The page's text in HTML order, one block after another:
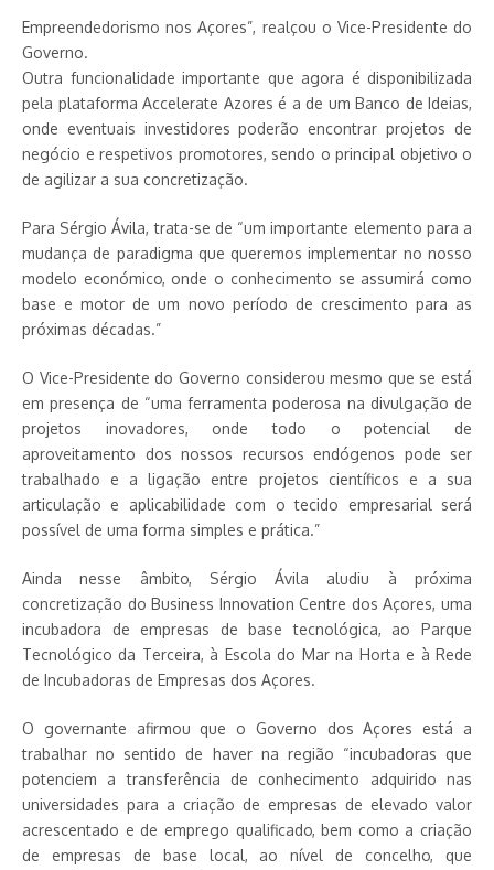
Empreendedorismo nos Açores”, realçou o Vice-Presidente do
Governo.
Outra funcionalidade importante que agora é disponibilizada
pela plataforma Accelerate Azores é a de um Banco de Ideias,
onde eventuais investidores poderão encontrar projetos de
negócio e respetivos promotores, sendo o principal objetivo o
de agilizar a sua concretização.
Para Sérgio Ávila, trata-se de “um importante elemento para a
mudança de paradigma que queremos implementar no nosso
modelo económico, onde o conhecimento se assumirá como
base e motor de um novo período de crescimento para as
próximas décadas.”
O Vice-Presidente do Governo considerou mesmo que se está
em presença de “uma ferramenta poderosa na divulgação de
projetos inovadores, onde todo o potencial de
aproveitamento dos nossos recursos endógenos pode ser
trabalhado e a ligação entre projetos científicos e a sua
articulação e aplicabilidade com o tecido empresarial será
possível de uma forma simples e prática.”
Ainda nesse âmbito, Sérgio Ávila aludiu à próxima
concretização do Business Innovation Centre dos Açores, uma
incubadora de empresas de base tecnológica, ao Parque
Tecnológico da Terceira, à Escola do Mar na Horta e à Rede
de Incubadoras de Empresas dos Açores.
O governante afirmou que o Governo dos Açores está a
trabalhar no sentido de haver na região “incubadoras que
potenciem a transferência de conhecimento adquirido nas
universidades para a criação de empresas de elevado valor
acrescentado e de emprego qualificado, bem como a criação
de empresas de base local, ao nível de concelho, que